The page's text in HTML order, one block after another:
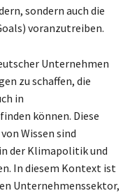
sondern auch die
voranzutreiben.
Unternehmen
zu schaffen, die
in
können. Diese
Wissen sind
der Klimapolitik und
In diesem Kontext ist
Unternehmenssektor,